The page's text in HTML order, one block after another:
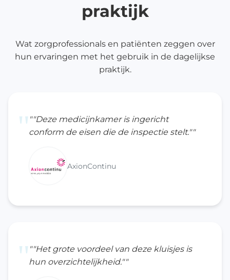
praktijk
Wat zorgprofessionals en patiënten zeggen over
hun ervaringen met het gebruik in de dagelijkse
praktijk.
"""Deze medicijnkamer is ingericht
conform de eisen die de inspectie stelt.""
AxionContinu
"""Het grote voordeel van deze kluisjes is
hun overzichtelijkheid.""